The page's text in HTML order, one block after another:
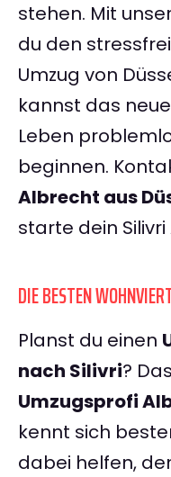
stehen. Mit
du den
Umzug von
kannst das
Leben
beginnen.
Albrecht aus
starte dein
DIE BESTEN
Planst du einen
nach Silivri?
Umzugsprofi
kennt sich
dabei helfen,